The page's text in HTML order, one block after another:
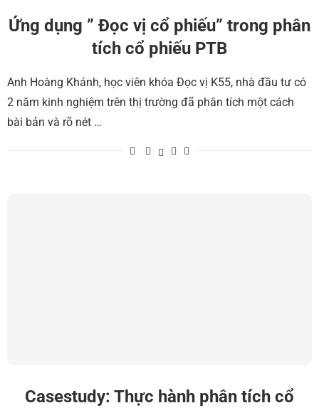
Ứng dụng ” Đọc vị cổ phiếu” trong phân
tích cổ phiếu PTB
Anh Hoàng Khánh, học viên khóa Đọc vị K55, nhà đầu tư có
2 năm kinh nghiệm trên thị trường đã phân tích một cách
bài bản và rõ nét …
Casestudy: Thực hành phân tích cổ